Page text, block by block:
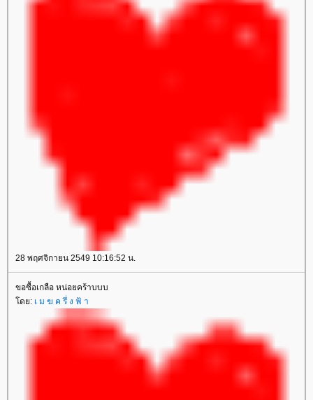
28 พฤศจิกายน 2549 10:16:52 น.
ขอซื้อเกลือ หน่อยคร้าบบบ
ดย: เ ม ฆ ค รึ่ ง ฟ้ า